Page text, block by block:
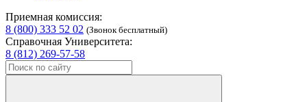
Приемная комиссия:
8 (800) 333 52 02 (Звонок бесплатный)
Справочная Университета:
8 (812) 269-57-58